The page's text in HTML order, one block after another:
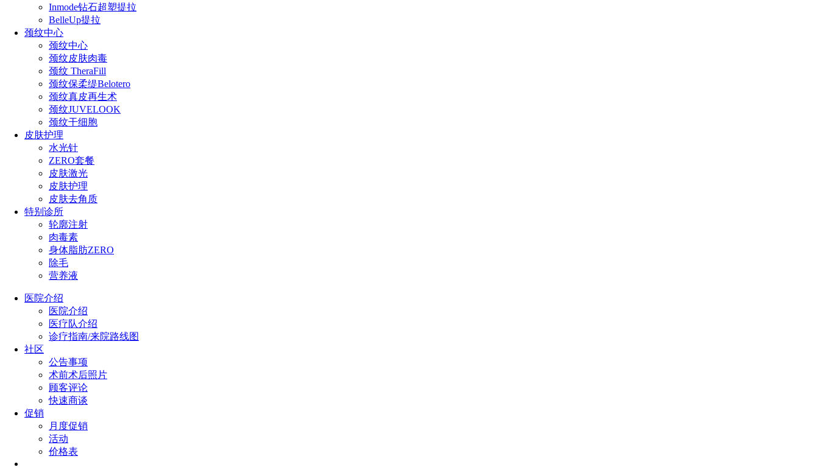
Inmode钻石超塑提拉
BelleUp提拉
颈纹中心
颈纹中心
颈纹皮肤肉毒
颈纹 TheraFill
颈纹保柔缇Belotero
颈纹真皮再生术
颈纹JUVELOOK
颈纹干细胞
皮肤护理
水光针
ZERO套餐
皮肤激光
皮肤护理
皮肤去角质
特别诊所
轮廓注射
肉毒素
身体脂肪ZERO
除毛
营养液
医院介绍
医院介绍
医疗队介绍
诊疗指南/来院路线图
社区
公告事项
术前术后照片
顾客评论
快速商谈
促销
月度促销
活动
价格表